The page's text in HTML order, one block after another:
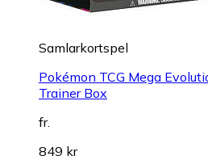
Samlarkortspel
Pokémon TCG Mega
Trainer Box
fr.
849 kr